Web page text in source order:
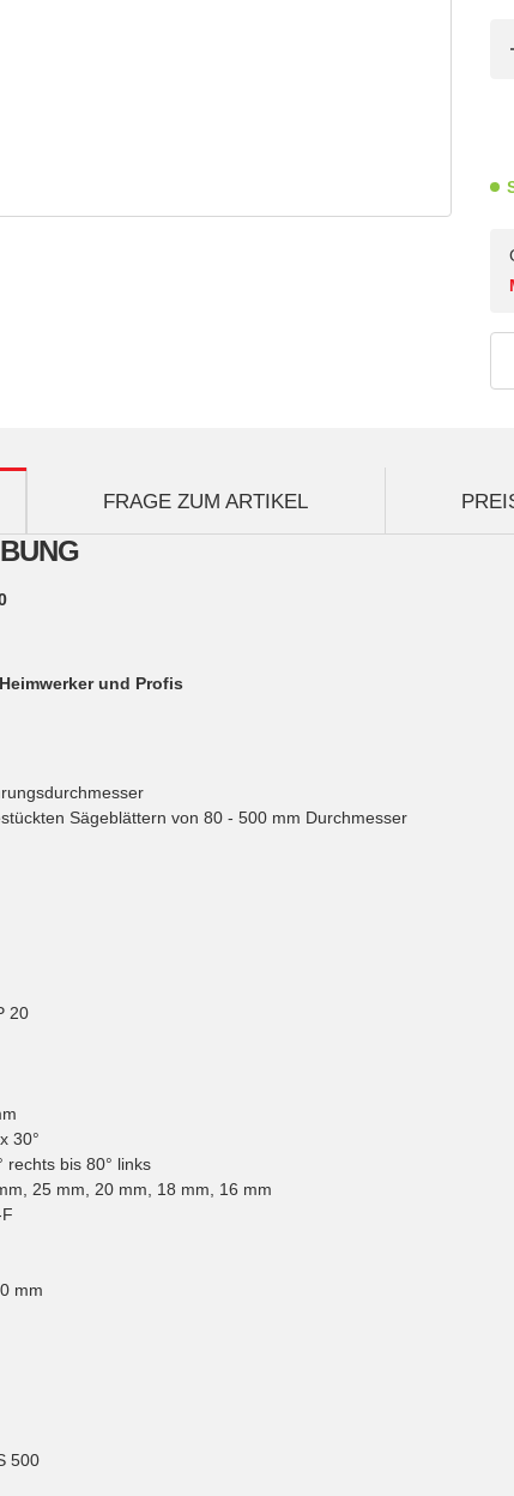
FRAGE ZUM ARTIKEL
und Profis
Sägeblättern von 80 - 500 mm Durchmesser
20
30°
rechts bis 80° links
25 mm, 20 mm, 18 mm, 16 mm
mm
500